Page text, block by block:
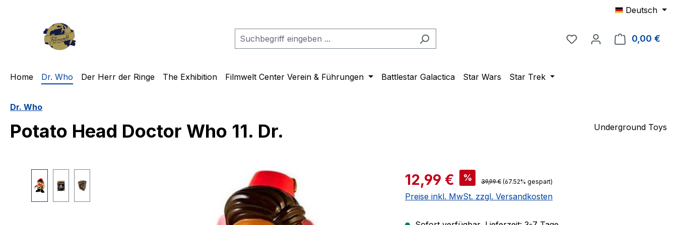
Deutsch
Du hast 0 Produkte auf
0,00 €
Home Dr. Who Der Herr der Ringe The Exhibition Filmwelt Center Verein & Führungen Battlestar Galactica Star Wars Star Trek
Dr. Who
Potato Head Doctor Who 11. Dr. Underground Toys
Verkaufspreis:
12,99 € % Regulärer Preis:
39,99 € (67.52% gespart)
Preise inkl. MwSt. zzgl. Versandkosten